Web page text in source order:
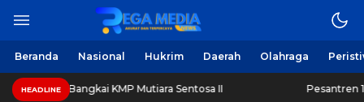
Beranda Nasional Hukrim Daerah Olahraga
HEADLINE
Bangkai KMP Mutiara Sentosa II Pesantren 1.000